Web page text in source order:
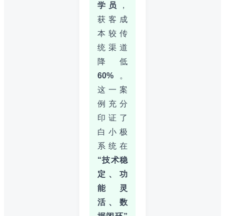
学员
，
获客成
本较传
统渠道
降低
60% 。
这一案
例充分
印证了
白小极
系统在
“技术稳
定、功
能灵
活、数